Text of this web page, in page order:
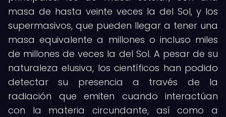
masa de hasta veinte veces la del Sol, y los
supermasivos, que pueden llegar a tener una
masa equivalente a millones o incluso miles
de millones de veces la del Sol. A pesar de su
naturaleza elusiva, los científicos han podido
detectar su presencia a través de la
radiación que emiten cuando interactúan
con la materia circundante, así como a